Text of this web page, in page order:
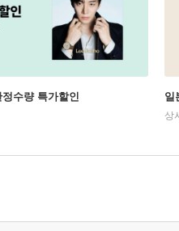
수량 특가할인 일
상